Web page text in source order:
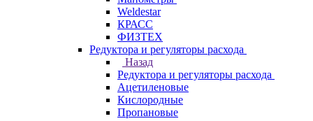
Weldestar
КРАСС
ФИЗТЕХ
Редуктора и регуляторы расхода
Назад
Редуктора и регуляторы расхода
Ацетиленовые
Кислородные
Пропановые